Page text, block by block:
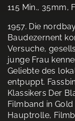
115 Min., 35mm,
1957. Die
Baudezernent
Versuche,
junge Frau
Geliebte des
entpuppt.
Klassikers Der
Filmband in
Hauptrolle,